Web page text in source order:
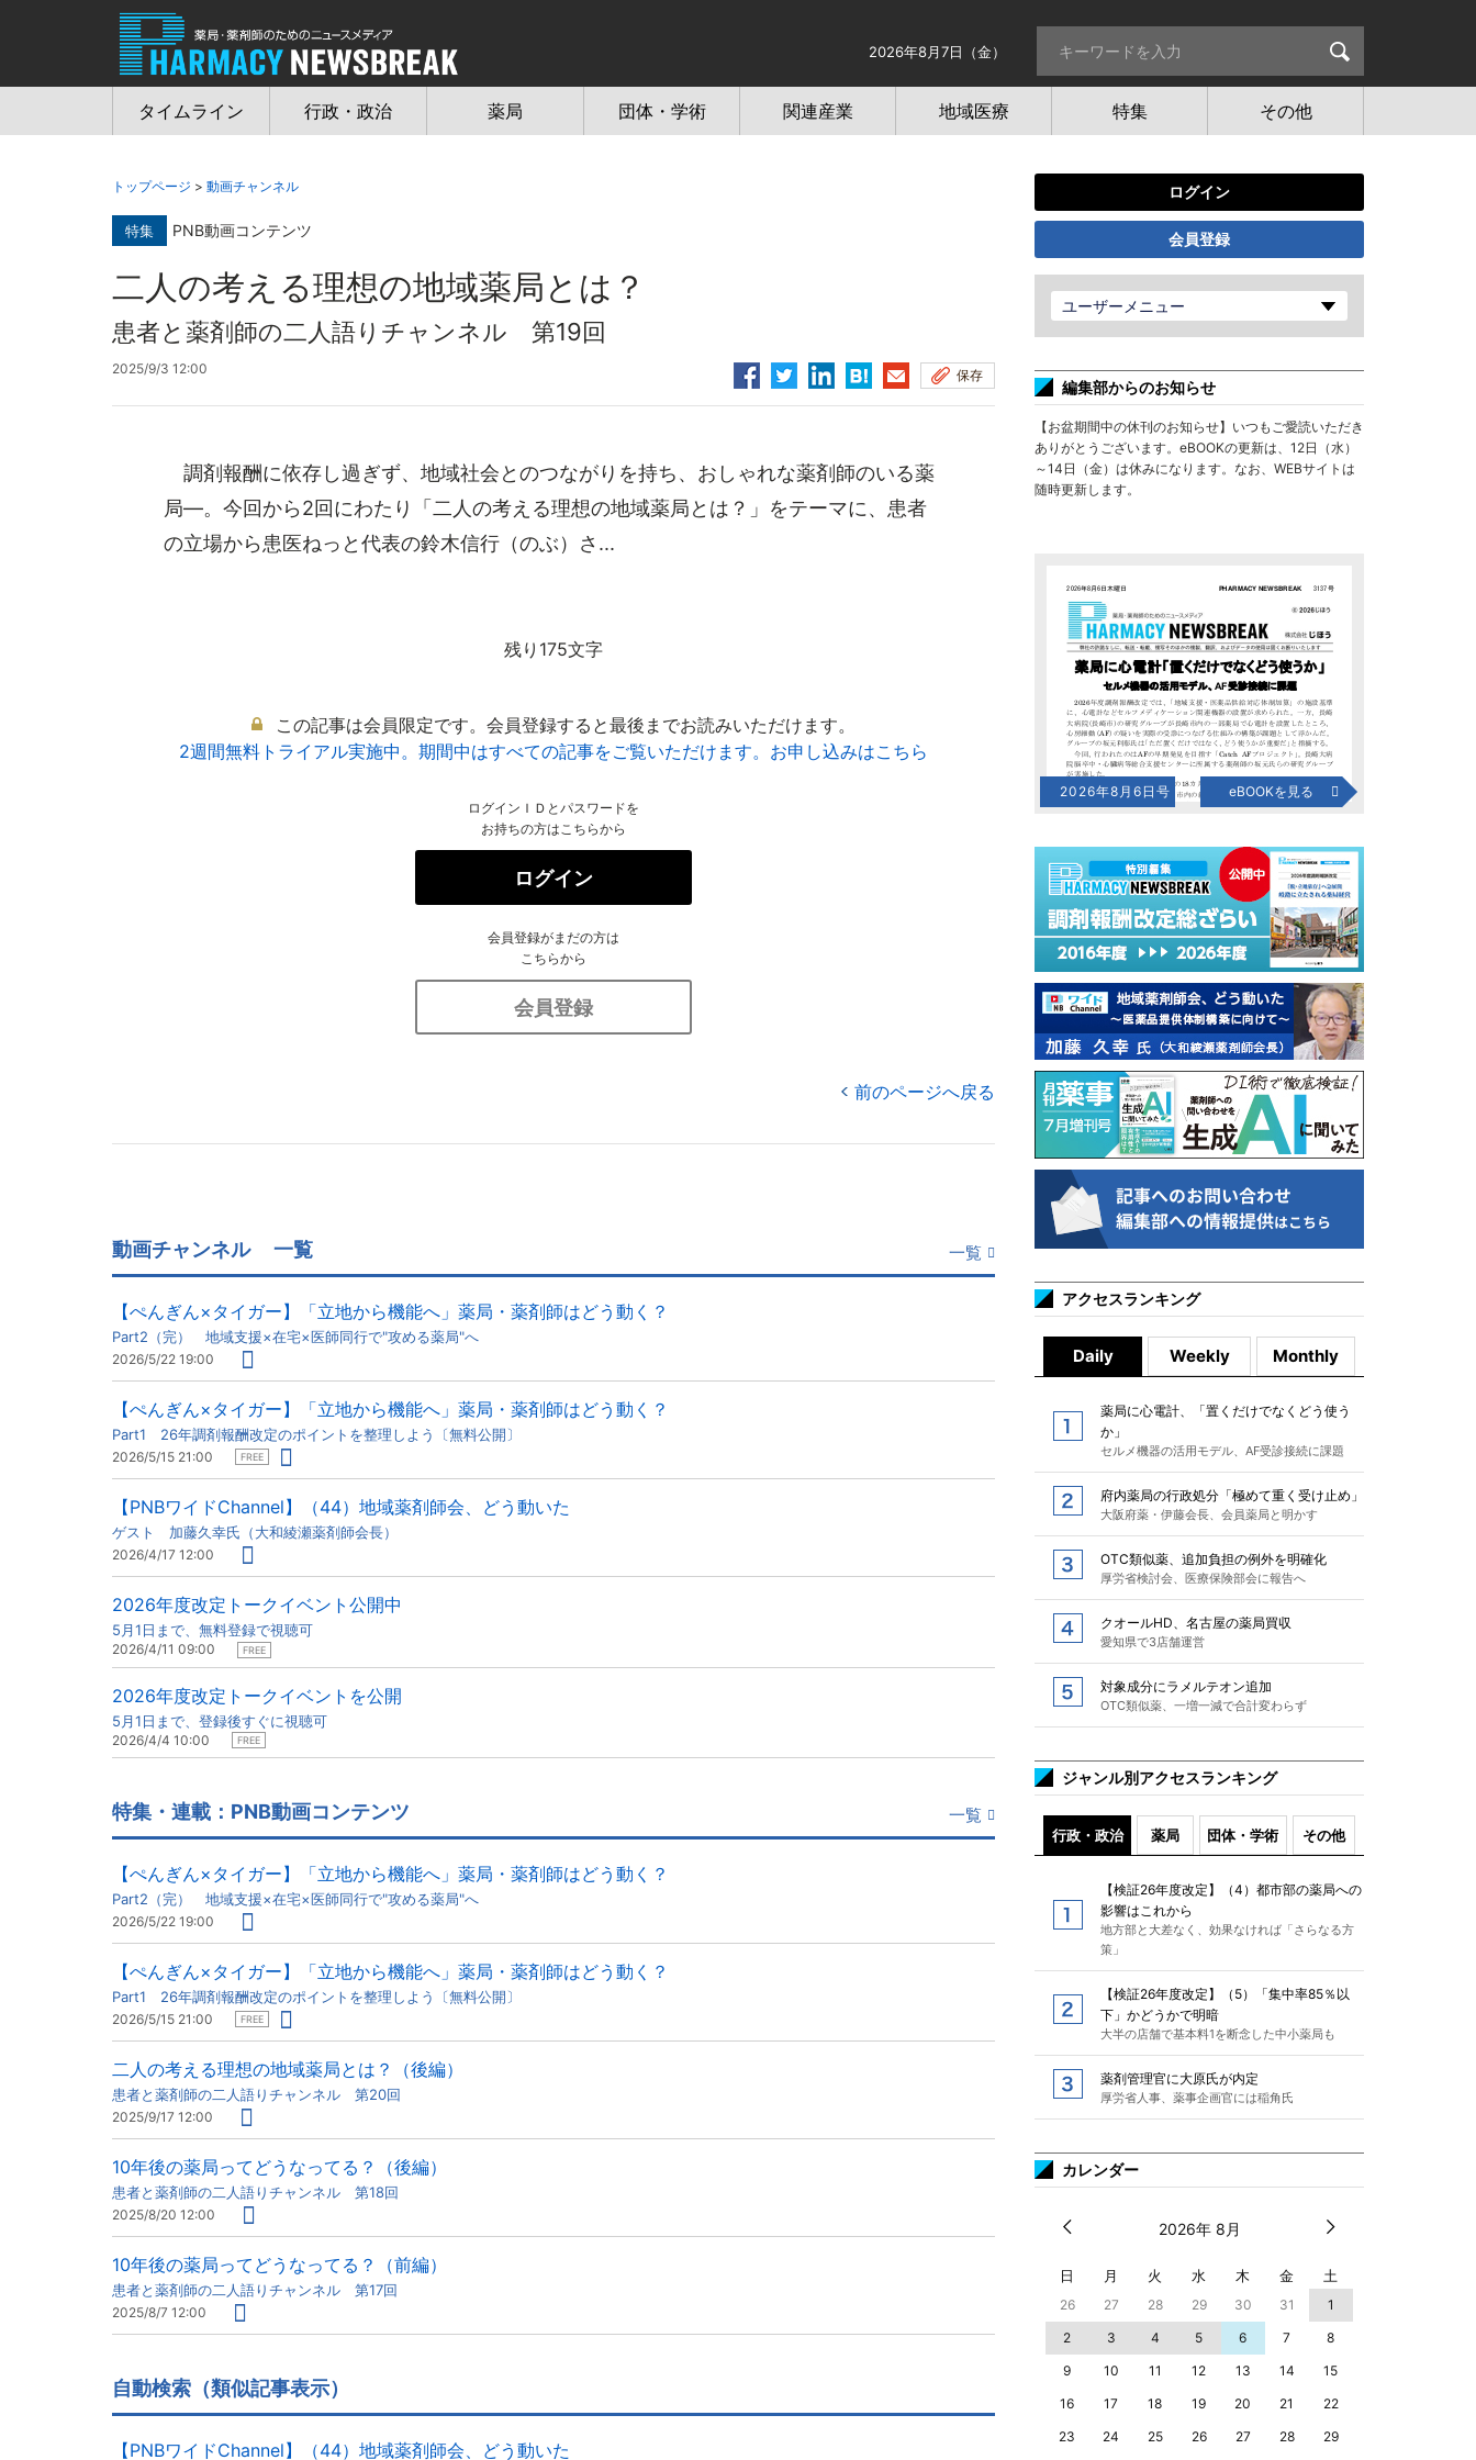
2026年8月7日（金）
タイムライン 行政・政治 薬局 団体・学術 関連産業 地域医療 特集 その他
トップページ > 動画チャンネル
特集 PNB動画コンテンツ
二人の考える理想の地域薬局とは？
患者と薬剤師の二人語りチャンネル 第19回
2025/9/3 12:00 保存
調剤報酬に依存し過ぎず、地域社会とのつながりを持ち、おしゃれな薬剤師のいる薬
局―。今回から2回にわたり「二人の考える理想の地域薬局とは？」をテーマに、患者
の立場から患医ねっと代表の鈴木信行（のぶ）さ...
残り175文字
この記事は会員限定です。会員登録すると最後までお読みいただけます。
2週間無料トライアル実施中。期間中はすべての記事をご覧いただけます。お申し込みはこちら
ログインＩＤとパスワードを
お持ちの方はこちらから
ログイン
会員登録がまだの方は
こちらから
会員登録
前のページへ戻る
動画チャンネル 一覧 一覧
【ぺんぎん×タイガー】「立地から機能へ」薬局・薬剤師はどう動く？
Part2（完） 地域支援×在宅×医師同行で"攻める薬局"へ
2026/5/22 19:00
【ぺんぎん×タイガー】「立地から機能へ」薬局・薬剤師はどう動く？
Part1 26年調剤報酬改定のポイントを整理しよう〔無料公開〕
2026/5/15 21:00 FREE
【PNBワイドChannel】（44）地域薬剤師会、どう動いた
ゲスト 加藤久幸氏（大和綾瀬薬剤師会長）
2026/4/17 12:00
2026年度改定トークイベント公開中
5月1日まで、無料登録で視聴可
2026/4/11 09:00 FREE
2026年度改定トークイベントを公開
5月1日まで、登録後すぐに視聴可
2026/4/4 10:00 FREE
特集・連載：PNB動画コンテンツ 一覧
【ぺんぎん×タイガー】「立地から機能へ」薬局・薬剤師はどう動く？
Part2（完） 地域支援×在宅×医師同行で"攻める薬局"へ
2026/5/22 19:00
【ぺんぎん×タイガー】「立地から機能へ」薬局・薬剤師はどう動く？
Part1 26年調剤報酬改定のポイントを整理しよう〔無料公開〕
2026/5/15 21:00 FREE
二人の考える理想の地域薬局とは？（後編）
患者と薬剤師の二人語りチャンネル 第20回
2025/9/17 12:00
10年後の薬局ってどうなってる？（後編）
患者と薬剤師の二人語りチャンネル 第18回
2025/8/20 12:00
10年後の薬局ってどうなってる？（前編）
患者と薬剤師の二人語りチャンネル 第17回
2025/8/7 12:00
自動検索（類似記事表示）
【PNBワイドChannel】（44）地域薬剤師会、どう動いた
ログイン
会員登録
ユーザーメニュー
編集部からのお知らせ
【お盆期間中の休刊のお知らせ】いつもご愛読いただき
ありがとうございます。eBOOKの更新は、12日（水）
～14日（金）は休みになります。なお、WEBサイトは
随時更新します。
2026年8月6日号 eBOOKを見る
アクセスランキング
Daily Weekly Monthly
薬局に心電計、「置くだけでなくどう使う
か」
セルメ機器の活用モデル、AF受診接続に課題
府内薬局の行政処分「極めて重く受け止め」
大阪府薬・伊藤会長、会員薬局と明かす
OTC類似薬、追加負担の例外を明確化
厚労省検討会、医療保険部会に報告へ
クオールHD、名古屋の薬局買収
愛知県で3店舗運営
対象成分にラメルテオン追加
OTC類似薬、一増一減で合計変わらず
ジャンル別アクセスランキング
行政・政治 薬局 団体・学術 その他
【検証26年度改定】（4）都市部の薬局への
影響はこれから
地方部と大差なく、効果なければ「さらなる方
策」
【検証26年度改定】（5）「集中率85％以
下」かどうかで明暗
大半の店舗で基本料1を断念した中小薬局も
薬剤管理官に大原氏が内定
厚労省人事、薬事企画官には稲角氏
カレンダー
2026年 8月
日 月 火 水 木 金 土
26 27 28 29 30 31
1
2
3 4 5 6 7
8
9
10 11 12 13 14
15
16
17 18 19 20 21
22
23
24 25 26 27 28
29